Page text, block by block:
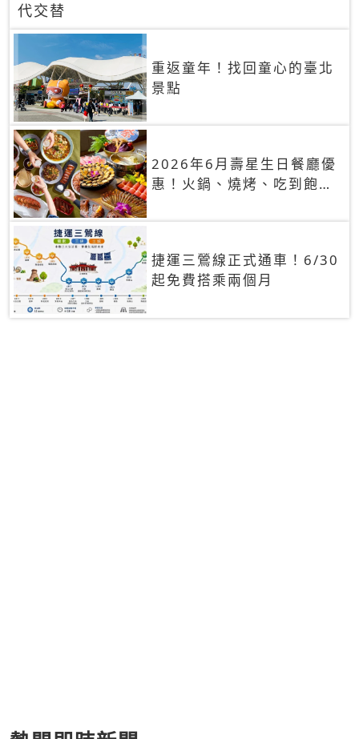
代交替
重返童年！找回童心的臺北
景點
2026年6月壽星生日餐廳優
惠！火鍋、燒烤、吃到飽，
捷運三鶯線正式通車！6/30
起免費搭乘兩個月